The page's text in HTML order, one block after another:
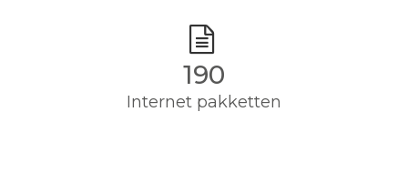
190
Internet pakketten